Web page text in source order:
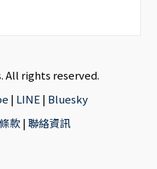
. All rights reserved.
| LINE| Bluesky
款|聯絡資訊